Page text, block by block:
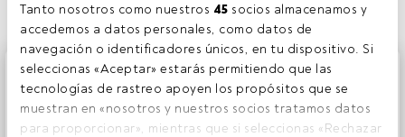
Tanto nosotros como nuestros 45 socios almacenamos y
accedemos a datos personales, como datos de
navegación o identificadores únicos, en tu dispositivo. Si
seleccionas «Aceptar» estarás permitiendo que las
tecnologías de rastreo apoyen los propósitos que se
muestran en «nosotros y nuestros socios tratamos datos
para proporcionar», mientras que si seleccionas «Rechazar
Este es un artículo exclusivo para los usuarios registrados
de FundsPeople. Si ya estás registrado, accede desde el
botón Login. Si aún no tienes cuenta, te invitamos a
registrarte y disfrutar de todo el universo que ofrece